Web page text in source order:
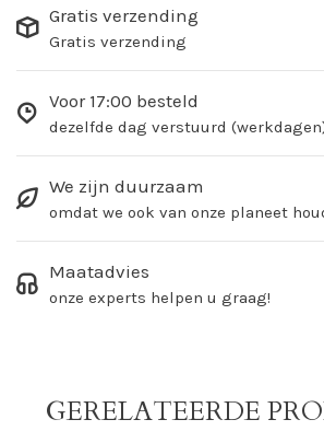
Gratis verzending
Gratis verzending
Voor 17:00 besteld
dezelfde dag verstuurd
We zijn duurzaam
omdat we ook van onze planeet
Maatadvies
onze experts helpen u graag!
GERELATEERDE